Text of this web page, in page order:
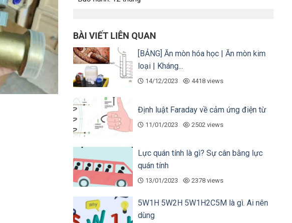
BÀI VIẾT LIÊN QUAN
[BẢNG] Ăn mòn hóa học | Ăn mòn kim
loại | Kháng...
14/12/2023 4418 views
Định luật Faraday về cảm ứng điện từ
11/01/2023 2502 views
Lực quán tính là gì? Sự cân bằng lực
quán tính
13/01/2023 2378 views
5W1H 5W2H 5W1H2C5M là gì. Ai nên
dùng